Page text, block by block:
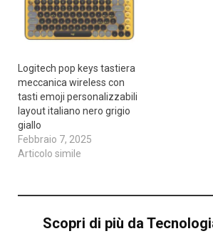
Logitech pop keys tastiera
meccanica wireless con
tasti emoji personalizzabili
layout italiano nero grigio
giallo
Febbraio 7, 2025
Articolo simile
Scopri di più da